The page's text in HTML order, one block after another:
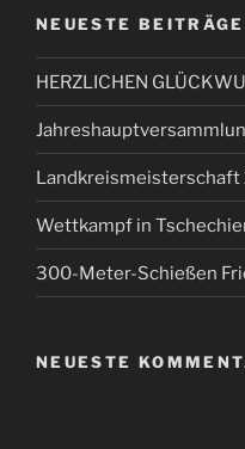
NEUESTE BEITRÄGE
HERZLICHEN
Landkreismeisterschaft
Wettkampf in
300-Meter-Schießen
NEUESTE